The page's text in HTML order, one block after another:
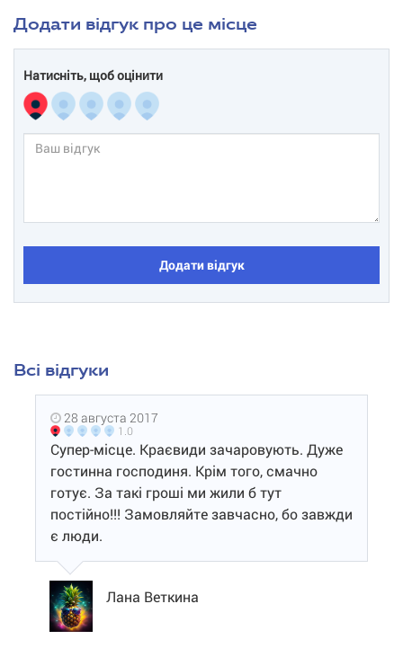
Додати відгук про це місце
Натисніть, щоб оцінити
Додати відгук
Всі відгуки
28 августа 2017
1.0
Супер-місце. Краєвиди зачаровують. Дуже
гостинна господиня. Крім того, смачно
готує. За такі гроші ми жили б тут
постійно!!! Замовляйте завчасно, бо завжди
є люди.
Лана Веткина